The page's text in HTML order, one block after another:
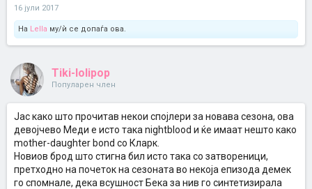
16 јули 2017
На Lella му/ѝ се допаѓа ова.
Tiki-lolipop
Популарен член
Јас како што прочитав некои спојлери за новава сезона, ова
девојчево Меди е исто така nightblood и ќе имаат нешто како
mother-daughter bond со Кларк.
Новиов брод што стигна бил исто така со затвореници,
претходно на почеток на сезоната во некоја епизода демек
го спомнале, дека всушност Бека за нив го синтетизирала